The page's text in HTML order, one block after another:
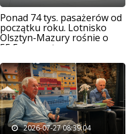
Ponad 74 tys. pasażerów od
początku roku. Lotnisko
Olsztyn-Mazury rośnie o
55,5 procent
2026-07-27 08:39:04